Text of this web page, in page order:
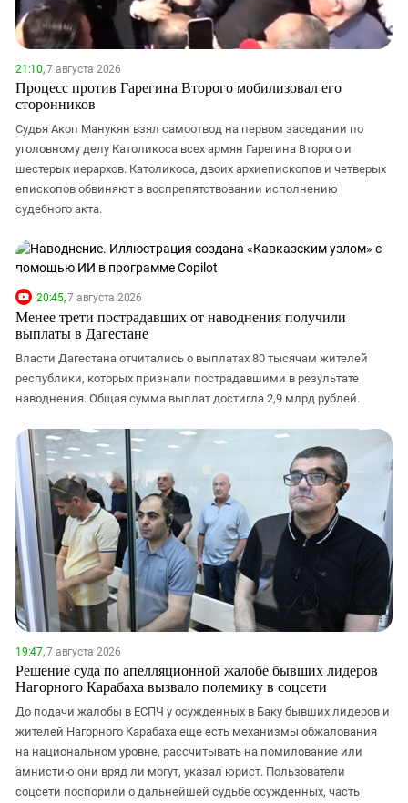
ЮФО
21:10,7 августа 2026
Процесс против Гарегина Второго мобилизовал его
сторонников
Судья Акоп Манукян взял самоотвод на первом заседании по
уголовному делу Католикоса всех армян Гарегина Второго и
шестерых иерархов. Католикоса, двоих архиепископов и четверых
епископов обвиняют в воспрепятствовании исполнению
судебного акта.
20:45,7 августа 2026
Менее трети пострадавших от наводнения получили
выплаты в Дагестане
Власти Дагестана отчитались о выплатах 80 тысячам жителей
республики, которых признали пострадавшими в результате
наводнения. Общая сумма выплат достигла 2,9 млрд рублей.
19:47,7 августа 2026
Решение суда по апелляционной жалобе бывших лидеров
Нагорного Карабаха вызвало полемику в соцсети
До подачи жалобы в ЕСПЧ у осужденных в Баку бывших лидеров и
жителей Нагорного Карабаха еще есть механизмы обжалования
на национальном уровне, рассчитывать на помилование или
амнистию они вряд ли могут, указал юрист. Пользователи
соцсети поспорили о дальнейшей судьбе осужденных, часть